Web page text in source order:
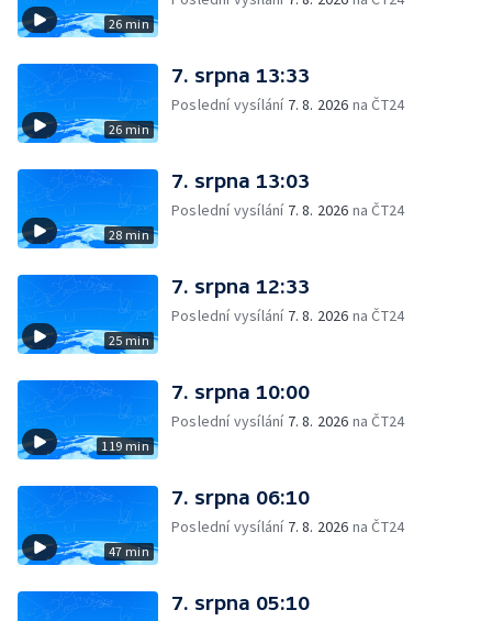
26 min
26 min
7. srpna 13:33
Poslední vysílání 7. 8. 2026 na ČT24
28 min
7. srpna 13:03
Poslední vysílání 7. 8. 2026 na ČT24
25 min
7. srpna 12:33
Poslední vysílání 7. 8. 2026 na ČT24
119 min
7. srpna 10:00
Poslední vysílání 7. 8. 2026 na ČT24
47 min
7. srpna 06:10
Poslední vysílání 7. 8. 2026 na ČT24
7. srpna 05:10